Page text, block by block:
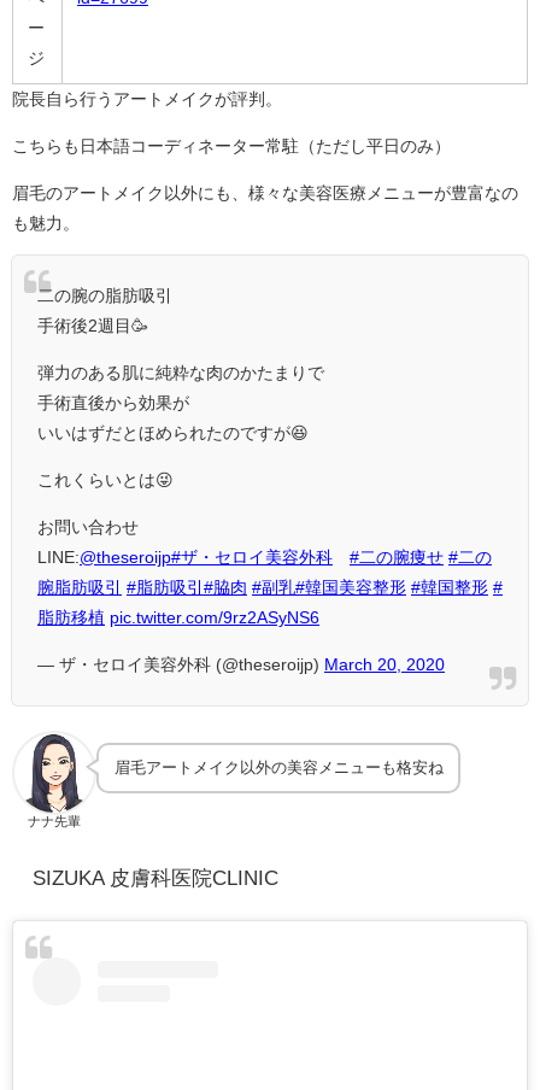
ー
ジ
院長自ら行うアートメイクが評判。
こちらも日本語コーディネーター常駐（ただし平日のみ）
眉毛のアートメイク以外にも、様々な美容医療メニューが豊富なの
も魅力。
二の腕の脂肪吸引
手術後2週目🥳
弾力のある肌に純粋な肉のかたまりで
手術直後から効果が
いいはずだとほめられたのですが😆
これくらいとは😜
お問い合わせ
LINE:@theseroijp#ザ・セロイ美容外科 #二の腕痩せ #二の
腕脂肪吸引
#脂肪吸引 #脇肉 #副乳#韓国美容整形 #韓国整形 #
脂肪移植 pic.twitter.com/9rz2ASyNS6
— ザ・セロイ美容外科 (@theseroijp) March 20, 2020
ナナ先輩
眉毛アートメイク以外の美容メニューも格安ね
SIZUKA 皮膚科医院CLINIC